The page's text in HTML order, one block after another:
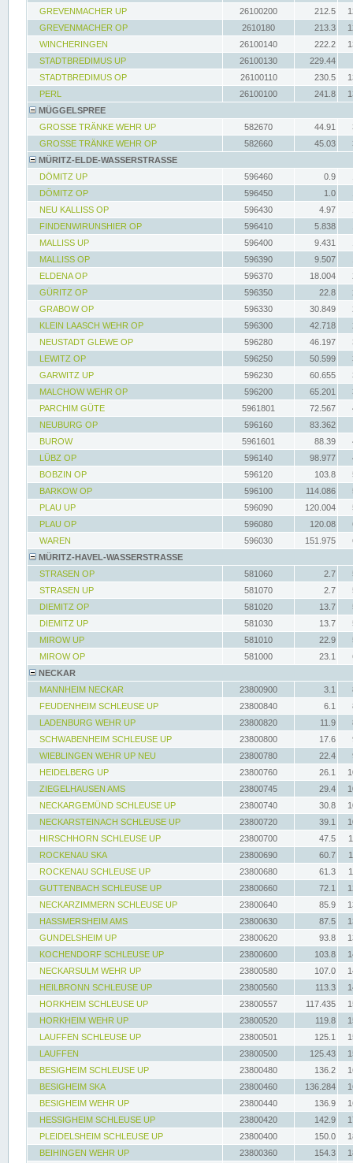
GREVENMACHER UP
26100200 212.5
GREVENMACHER OP
2610180 213.3
WINCHERINGEN
26100140 222.2
STADTBREDIMUS UP
26100130
229.44
STADTBREDIMUS OP
26100110 230.5
PERL
26100100 241.8
MÜGGELSPREE
GROSSE TRÄNKE WEHR UP
582670 44.91
GROSSE TRÄNKE WEHR OP
582660 45.03
MÜRITZ-ELDE-WASSERSTRASSE
DÖMITZ UP
596460 0.9
DÖMITZ OP
596450 1.0
NEU KALLISS OP
596430 4.97
FINDENWIRUNSHIER OP
596410 5.838
MALLISS UP
596400 9.431
MALLISS OP
596390 9.507
ELDENA OP
596370 18.004
GÜRITZ OP
596350 22.8
GRABOW OP
596330 30.849
KLEIN LAASCH WEHR OP
596300 42.718
NEUSTADT GLEWE OP
596280 46.197
LEWITZ OP
596250 50.599
GARWITZ UP
596230 60.655
MALCHOW WEHR OP
596200 65.201
PARCHIM GÜTE
5961801 72.567
NEUBURG OP
596160
83.362
BUROW
5961601 88.39
LÜBZ OP
596140 98.977
BOBZIN OP
596120 103.8
BARKOW OP
596100 114.086
PLAU UP
596090 120.004
PLAU OP
596080 120.08
WAREN
596030 151.975
MÜRITZ-HAVEL-WASSERSTRASSE
STRASEN OP
581060 2.7
STRASEN UP
581070 2.7
DIEMITZ OP
581020 13.7
DIEMITZ UP
581030 13.7
MIROW UP
581010 22.9
MIROW OP
581000 23.1
NECKAR
MANNHEIM NECKAR
23800900 3.1
FEUDENHEIM SCHLEUSE UP
23800840 6.1
LADENBURG WEHR UP
23800820 11.9
SCHWABENHEIM SCHLEUSE UP
23800800 17.6
WIEBLINGEN WEHR UP NEU
23800780 22.4
HEIDELBERG UP
23800760 26.1
ZIEGELHAUSEN AMS
23800745 29.4
NECKARGEMÜND SCHLEUSE UP
23800740 30.8
NECKARSTEINACH SCHLEUSE UP
23800720 39.1
HIRSCHHORN SCHLEUSE UP
23800700 47.5
ROCKENAU SKA
23800690 60.7
ROCKENAU SCHLEUSE UP
23800680 61.3
GUTTENBACH SCHLEUSE UP
23800660 72.1
NECKARZIMMERN SCHLEUSE UP
23800640 85.9
HASSMERSHEIM AMS
23800630 87.5
GUNDELSHEIM UP
23800620 93.8
KOCHENDORF SCHLEUSE UP
23800600 103.8
NECKARSULM WEHR UP
23800580 107.0
HEILBRONN SCHLEUSE UP
23800560 113.3
HORKHEIM SCHLEUSE UP
23800557 117.435
HORKHEIM WEHR UP
23800520 119.8
LAUFFEN SCHLEUSE UP
23800501 125.1
LAUFFEN
23800500 125.43
BESIGHEIM SCHLEUSE UP
23800480 136.2
BESIGHEIM SKA
23800460 136.284
BESIGHEIM WEHR UP
23800440 136.9
HESSIGHEIM SCHLEUSE UP
23800420 142.9
PLEIDELSHEIM SCHLEUSE UP
23800400 150.0
BEIHINGEN WEHR UP
23800360 154.3